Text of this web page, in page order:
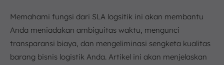
Logistik
a. Komunikasi yang Jelas Sejak Awal
b. Pilih Metrik yang Relevan, Terukur, dan Realistis
c. Menggunakan Data dan Teknologi
Memahami fungsi dari SLA logsitik ini akan membantu
Anda meniadakan ambiguitas waktu, mengunci
transparansi biaya, dan mengeliminasi sengketa kualitas
barang bisnis logistik Anda. Artikel ini akan menjelaskan